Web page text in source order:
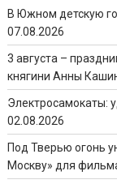
В Южном детскую
07.08.2026
3 августа –
княгини Анны
Электросамокаты:
02.08.2026
Под Тверью огонь
Москву» для